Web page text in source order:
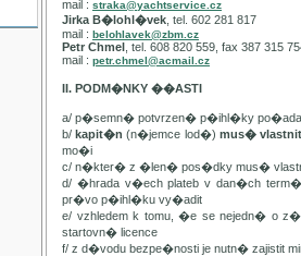
mail : straka@yachtservice.cz
Jirka B�lohl�vek , tel. 602 281 817
mail : belohlavek@zbm.cz
Petr Chmel , tel. 608 820 559, fax 387 315
mail : petr.chmel@acmail.cz
II. PODM�NKY ��ASTI
a/ p�semn� potvrzen� p�ihl�ky
b/kapit�n(n�jemce lod�) mus�
mo�i
c/ n�kter� z �len� pos�dky mus�
d/ �hrada v�ech plateb v dan�ch
pr�vo p�ihl�ku vy�adit
e/ vzhledem k tomu, �e se nejedn� o
startovn� licence
f/ z d�vodu bezpe�nosti je nutn� zajistit